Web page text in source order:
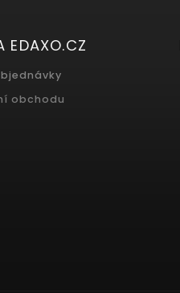
EDAXO.CZ
obchodu